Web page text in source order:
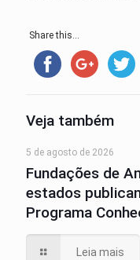
Share this...
Veja também
5 de agosto de 2026
Fundações de
estados
Programa
Leia mais